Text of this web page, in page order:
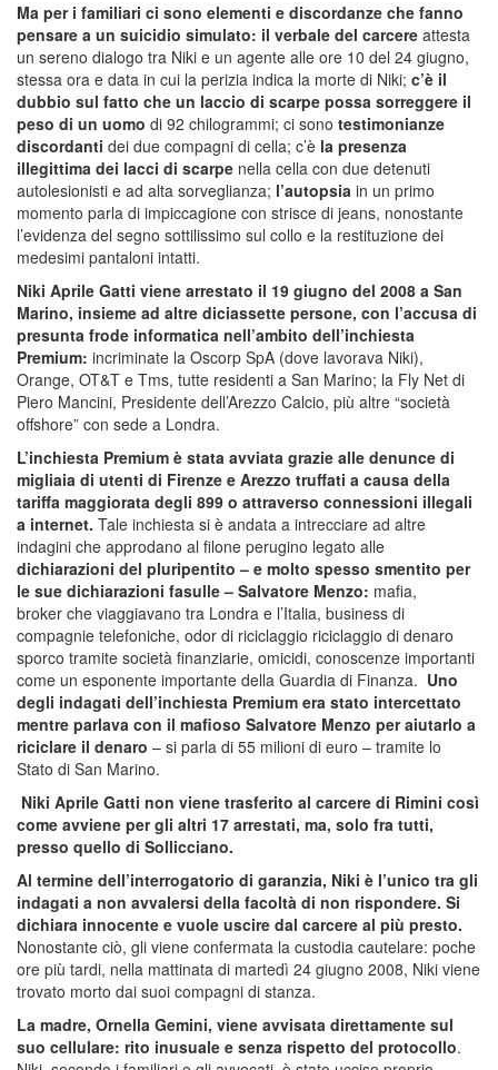
Ma per i familiari ci sono elementi e discordanze che fanno
pensare a un suicidio simulato: il verbale del carcere attesta
un sereno dialogo tra Niki e un agente alle ore 10 del 24 giugno,
stessa ora e data in cui la perizia indica la morte di Niki; c’è il
dubbio sul fatto che un laccio di scarpe possa sorreggere il
peso di un uomo di 92 chilogrammi; ci sono testimonianze
discordanti dei due compagni di cella; c’è la presenza
illegittima dei lacci di scarpe nella cella con due detenuti
autolesionisti e ad alta sorveglianza; l’autopsia in un primo
momento parla di impiccagione con strisce di jeans, nonostante
l’evidenza del segno sottilissimo sul collo e la restituzione dei
medesimi pantaloni intatti.
Niki Aprile Gatti viene arrestato il 19 giugno del 2008 a San
Marino, insieme ad altre diciassette persone, con l’accusa di
presunta frode informatica nell’ambito dell’inchiesta
Premium: incriminate la Oscorp SpA (dove lavorava Niki),
Orange, OT&T e Tms, tutte residenti a San Marino; la Fly Net di
Piero Mancini, Presidente dell’Arezzo Calcio, più altre “società
offshore” con sede a Londra.
L’inchiesta Premium è stata avviata grazie alle denunce di
migliaia di utenti di Firenze e Arezzo truffati a causa della
tariffa maggiorata degli 899 o attraverso connessioni illegali
a internet. Tale inchiesta si è andata a intrecciare ad altre
indagini che approdano al filone perugino legato alle
dichiarazioni del pluripentito – e molto spesso smentito per
le sue dichiarazioni fasulle – Salvatore Menzo: mafia,
broker che viaggiavano tra Londra e l’Italia, business di
compagnie telefoniche, odor di riciclaggio riciclaggio di denaro
sporco tramite società finanziarie, omicidi, conoscenze importanti
come un esponente importante della Guardia di Finanza. Uno
degli indagati dell’inchiesta Premium era stato intercettato
mentre parlava con il mafioso Salvatore Menzo per aiutarlo a
riciclare il denaro – si parla di 55 milioni di euro – tramite lo
Stato di San Marino.
Niki Aprile Gatti non viene trasferito al carcere di Rimini così
come avviene per gli altri 17 arrestati, ma, solo fra tutti,
presso quello di Sollicciano.
Al termine dell’interrogatorio di garanzia, Niki è l’unico tra gli
indagati a non avvalersi della facoltà di non rispondere. Si
dichiara innocente e vuole uscire dal carcere al più presto.
Nonostante ciò, gli viene confermata la custodia cautelare: poche
ore più tardi, nella mattinata di martedì 24 giugno 2008, Niki viene
trovato morto dai suoi compagni di stanza.
La madre, Ornella Gemini, viene avvisata direttamente sul
suo cellulare: rito inusuale e senza rispetto del protocollo.